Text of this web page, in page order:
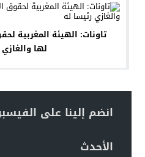
تاونات: الهيئة المغربية
لها
انضم إلينا على
الأحدث